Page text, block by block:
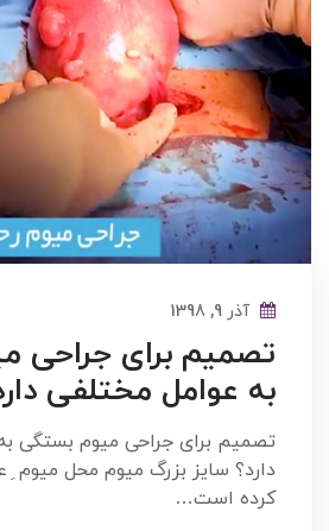
آذر 9, 1398
تصمیم برای جراحی
به عوامل مختلفی
تصمیم برای جراحی میوم بستگی
دارد؟ سایز بزرگ میوم محل میوم
کرده است…